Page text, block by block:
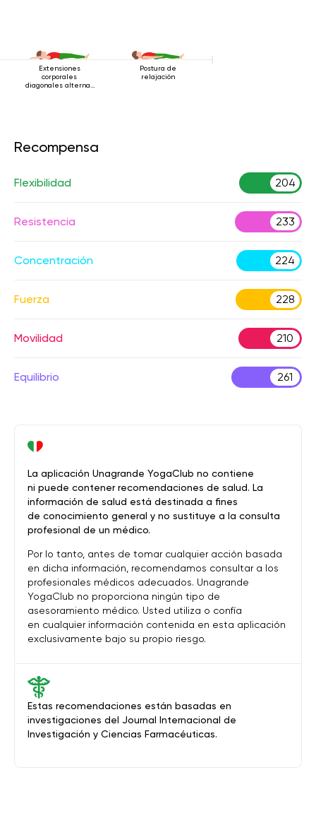
Extensiones
corporales
diagonales alternas
Postura de
relajación
Recompensa
Flexibilidad 204
Resistencia 233
Concentración 224
Fuerza 228
Movilidad 210
Equilibrio 261
Estas recomendaciones están basadas en
investigaciones del Journal Internacional de
Investigación y Ciencias Farmacéuticas.
La aplicación Unagrande YogaClub no contiene
ni puede contener recomendaciones de salud. La
información de salud está destinada a fines
de conocimiento general y no sustituye a la consulta
profesional de un médico.
Por lo tanto, antes de tomar cualquier acción basada
en dicha información, recomendamos consultar a los
profesionales médicos adecuados. Unagrande
YogaClub no proporciona ningún tipo de
asesoramiento médico. Usted utiliza o confía
en cualquier información contenida en esta aplicación
exclusivamente bajo su propio riesgo.